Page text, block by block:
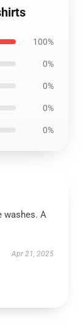
100%
0%
0%
0%
0%
washes. A
Apr 21, 2025